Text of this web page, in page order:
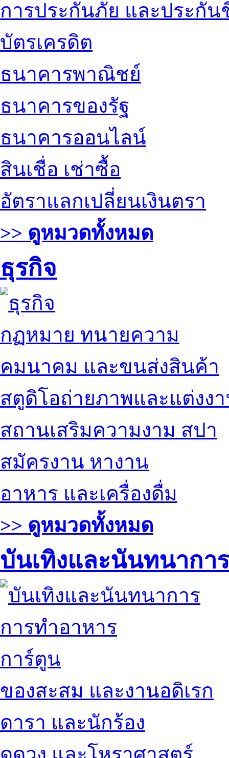
การประกันภัย และประกัน
บัตรเครดิต
ธนาคารพาณิชย์
ธนาคารของรัฐ
ธนาคารออนไลน์
สินเชื่อ เช่าซื้อ
อัตราแลกเปลี่ยนเงินตรา
>> ดูหมวดทั้งหมด
ธุรกิจ
กฏหมาย ทนายความ
คมนาคม และขนส่งสินค้า
สตูดิโอถ่ายภาพและแต่งง
สถานเสริมความงาม สปา
สมัครงาน หางาน
อาหาร และเครื่องดื่ม
>> ดูหมวดทั้งหมด
บันเทิงและนันทนาการ
การทำอาหาร
การ์ตูน
ของสะสม และงานอดิเรก
ดารา และนักร้อง